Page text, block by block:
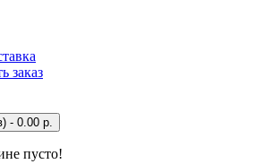
заказ
- 0.00 р.
пусто!